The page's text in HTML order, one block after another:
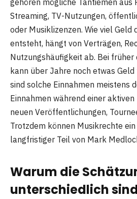
Streaming, TV-Nutzungen,
oder Musiklizenzen. Wie viel Geld
entsteht, hängt von Verträgen,
Nutzungshäufigkeit ab. Bei früher
kann über Jahre noch etwas
sind solche Einnahmen meistens
Einnahmen während einer
neuen Veröffentlichungen,
Trotzdem können Musikrechte
langfristiger Teil von Mark
Warum die
unterschiedlich